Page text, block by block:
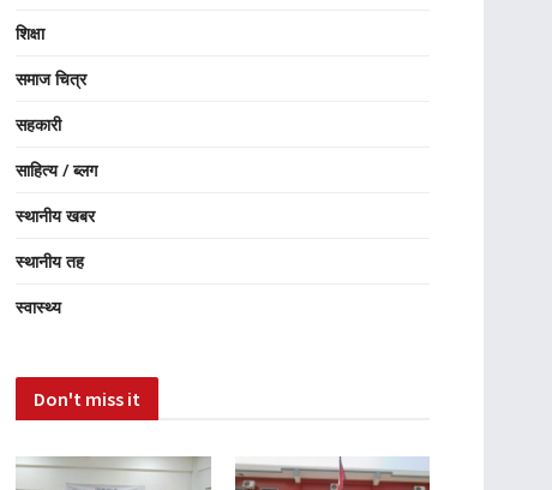
शिक्षा
समाज चित्र
सहकारी
साहित्य / ब्लग
स्थानीय खबर
स्थानीय तह
स्वास्थ्य
Don't miss it